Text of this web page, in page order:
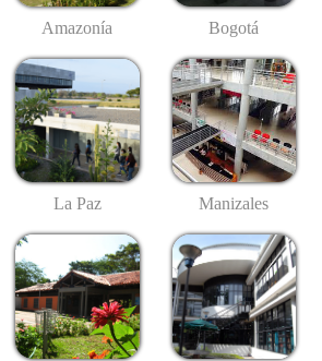
Amazonía Bogotá
La Paz Manizales